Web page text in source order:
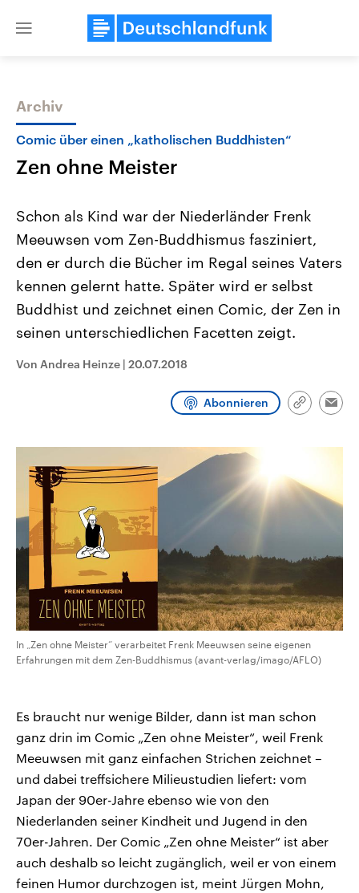
Close
Themen
Landtagswahl Sachsen-Anhalt
2026
Alle Informationen
Sachsen-Anhalt wählt am 6.
September 2026 einen neuen
Bundesland von einer Koalition aus
CDU, SPD und FDP regiert.-
Wahlprogramme, aktuelle Berichte
und Hintergründe zu den Parteien
USA
Aktuelle Beiträge,
Hintergründe
Wirtschaftlich und
gehören die Vereinigten
den mächtigsten Ländern
Programm Podcasts
Audio-Archiv
Archiv
Comic über einen „katholischen Buddhisten“
Zen ohne Meister
Schon als Kind war der Niederländer Frenk
Meeuwsen vom Zen-Buddhismus fasziniert,
den er durch die Bücher im Regal seines Vaters
kennen gelernt hatte. Später wird er selbst
Buddhist und zeichnet einen Comic, der Zen in
seinen unterschiedlichen Facetten zeigt.
Von Andrea Heinze | 20.07.2018
Abonnieren
Link
In „Zen ohne Meister“ verarbeitet Frenk Meeuwsen seine eigenen
Erfahrungen mit dem Zen-Buddhismus (avant-verlag/imago/AFLO)
Es braucht nur wenige Bilder, dann ist man schon
ganz drin im Comic „Zen ohne Meister“, weil Frenk
Meeuwsen mit ganz einfachen Strichen zeichnet –
und dabei treffsichere Milieustudien liefert: vom
Japan der 90er-Jahre ebenso wie von den
Niederlanden seiner Kindheit und Jugend in den
70er-Jahren. Der Comic „Zen ohne Meister“ ist aber
auch deshalb so leicht zugänglich, weil er von einem
feinen Humor durchzogen ist, meint Jürgen Mohn,